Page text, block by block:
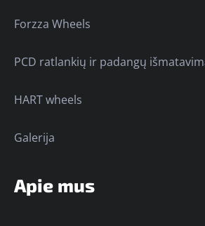
Forzza Wheels
PCD ratlankių ir padangų
HART wheels
Galerija
Apie mus